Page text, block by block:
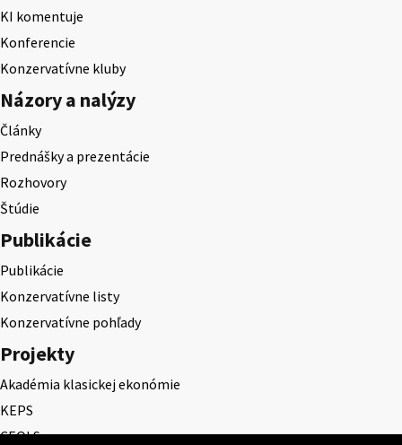
KI komentuje
Konferencie
Konzervatívne kluby
Názory a nalýzy
Články
Prednášky a prezentácie
Rozhovory
Štúdie
Publikácie
Publikácie
Konzervatívne listy
Konzervatívne pohľady
Projekty
Akadémia klasickej ekonómie
KEPS
CEQLS